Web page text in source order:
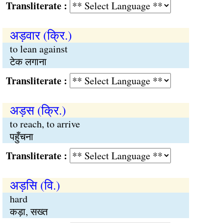
:
अड़वार (क्रि.)
to lean against
टेक लगाना
:
अड़स (क्रि.)
to reach, to arrive
पहुँचना
:
अड़सि (वि.)
hard
कड़ा, सख्त